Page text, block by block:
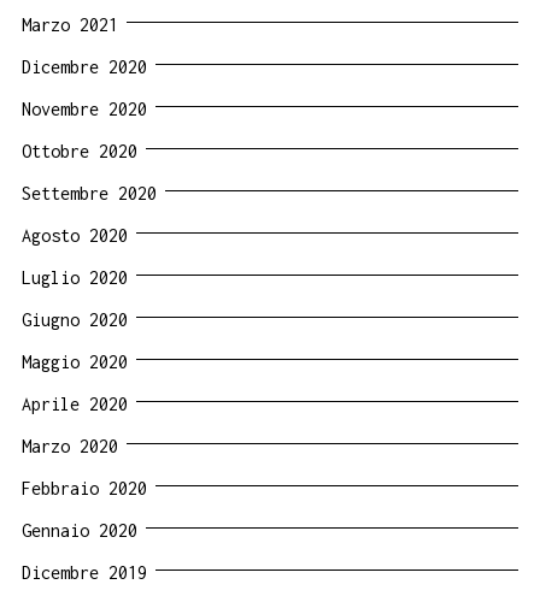
Marzo 2021
Dicembre 2020
Novembre 2020
Ottobre 2020
Settembre 2020
Agosto 2020
Luglio 2020
Giugno 2020
Maggio 2020
Aprile 2020
Marzo 2020
Febbraio 2020
Gennaio 2020
Dicembre 2019